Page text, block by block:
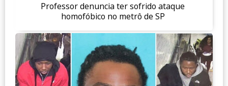
Professor denuncia ter sofrido ataque
homofóbico no metrô de SP